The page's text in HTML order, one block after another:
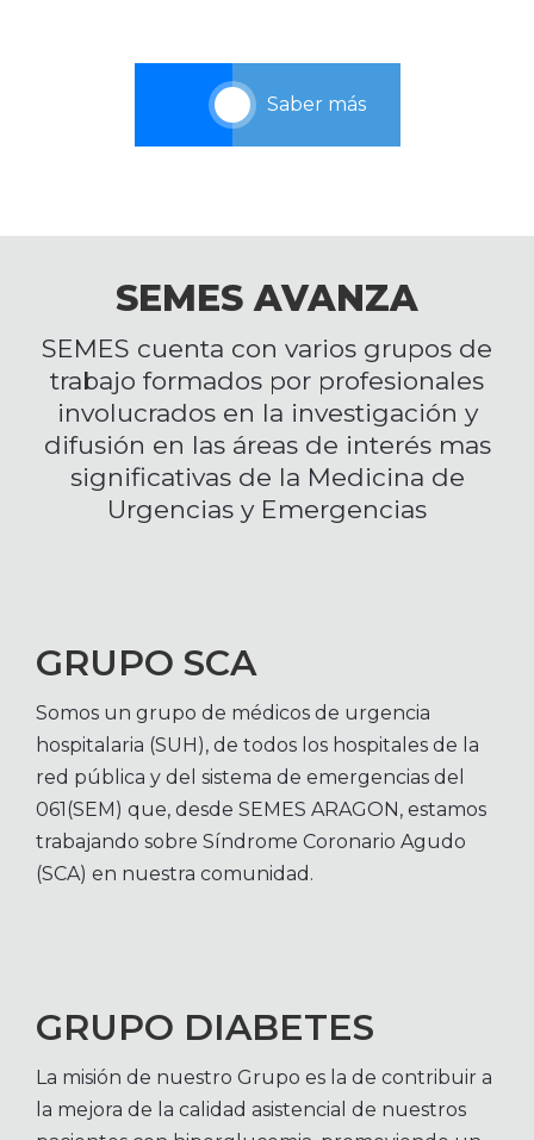
Saber más
SEMES AVANZA
SEMES cuenta con varios grupos de
trabajo formados por profesionales
involucrados en la investigación y
difusión en las áreas de interés mas
significativas de la Medicina de
Urgencias y Emergencias
GRUPO SCA
Somos un grupo de médicos de urgencia
hospitalaria (SUH), de todos los hospitales de la
red pública y del sistema de emergencias del
061(SEM) que, desde SEMES ARAGON, estamos
trabajando sobre Síndrome Coronario Agudo
(SCA) en nuestra comunidad.
GRUPO DIABETES
La misión de nuestro Grupo es la de contribuir a
la mejora de la calidad asistencial de nuestros